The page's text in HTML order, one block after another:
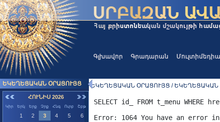
Գլխավոր Գրադարան Մուլտիմեդիա
ԵԿԵՂԵՑԱԿԱՆ ՕՐԱՑՈՒՅՑ
ՀՈՒՆԻՍ 2026
Կիր Երկ Երք Չրք Հնգ Ուրբ Շբթ
1 2 3 4 5
6
ԵԿԵՂԵՑԱԿԱՆ ՕՐԱՑՈՒՅՑ / ԵԿԵՂԵՑԱԿԱՆ
SELECT id_ FROM t_menu